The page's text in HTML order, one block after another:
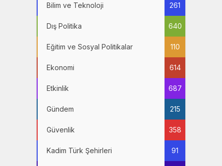
Bilim ve Teknoloji 261
Dış Politika 640
Eğitim ve Sosyal Politikalar 110
Ekonomi 614
Etkinlik 687
Gündem 215
Güvenlik 358
Kadim Türk Şehirleri 91